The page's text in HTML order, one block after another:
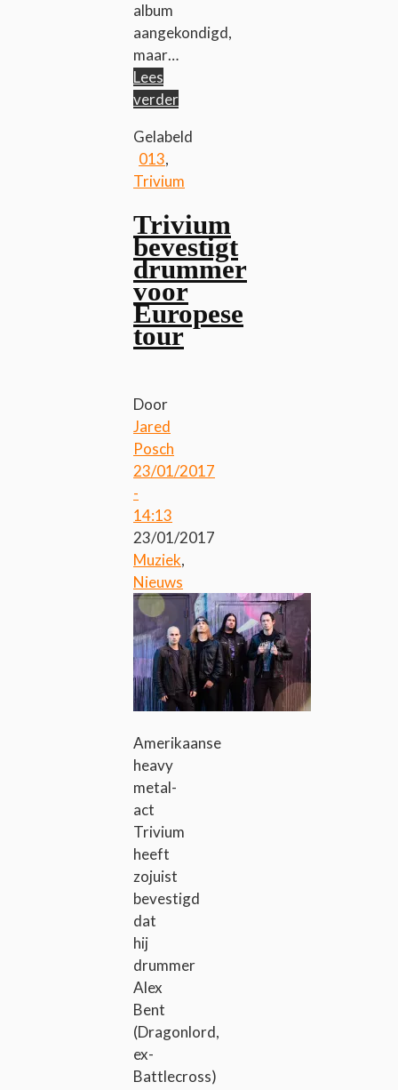
album
aangekondigd,
maar…
Lees
verder
Gelabeld
013,
Trivium
Trivium
bevestigt
drummer
voor
Europese
tour
Door
Jared
Posch
23/01/2017
-
14:13
23/01/2017
Muziek,
Nieuws
Amerikaanse
heavy
metal-
act
Trivium
heeft
zojuist
bevestigd
dat
hij
drummer
Alex
Bent
(Dragonlord,
ex-
Battlecross)